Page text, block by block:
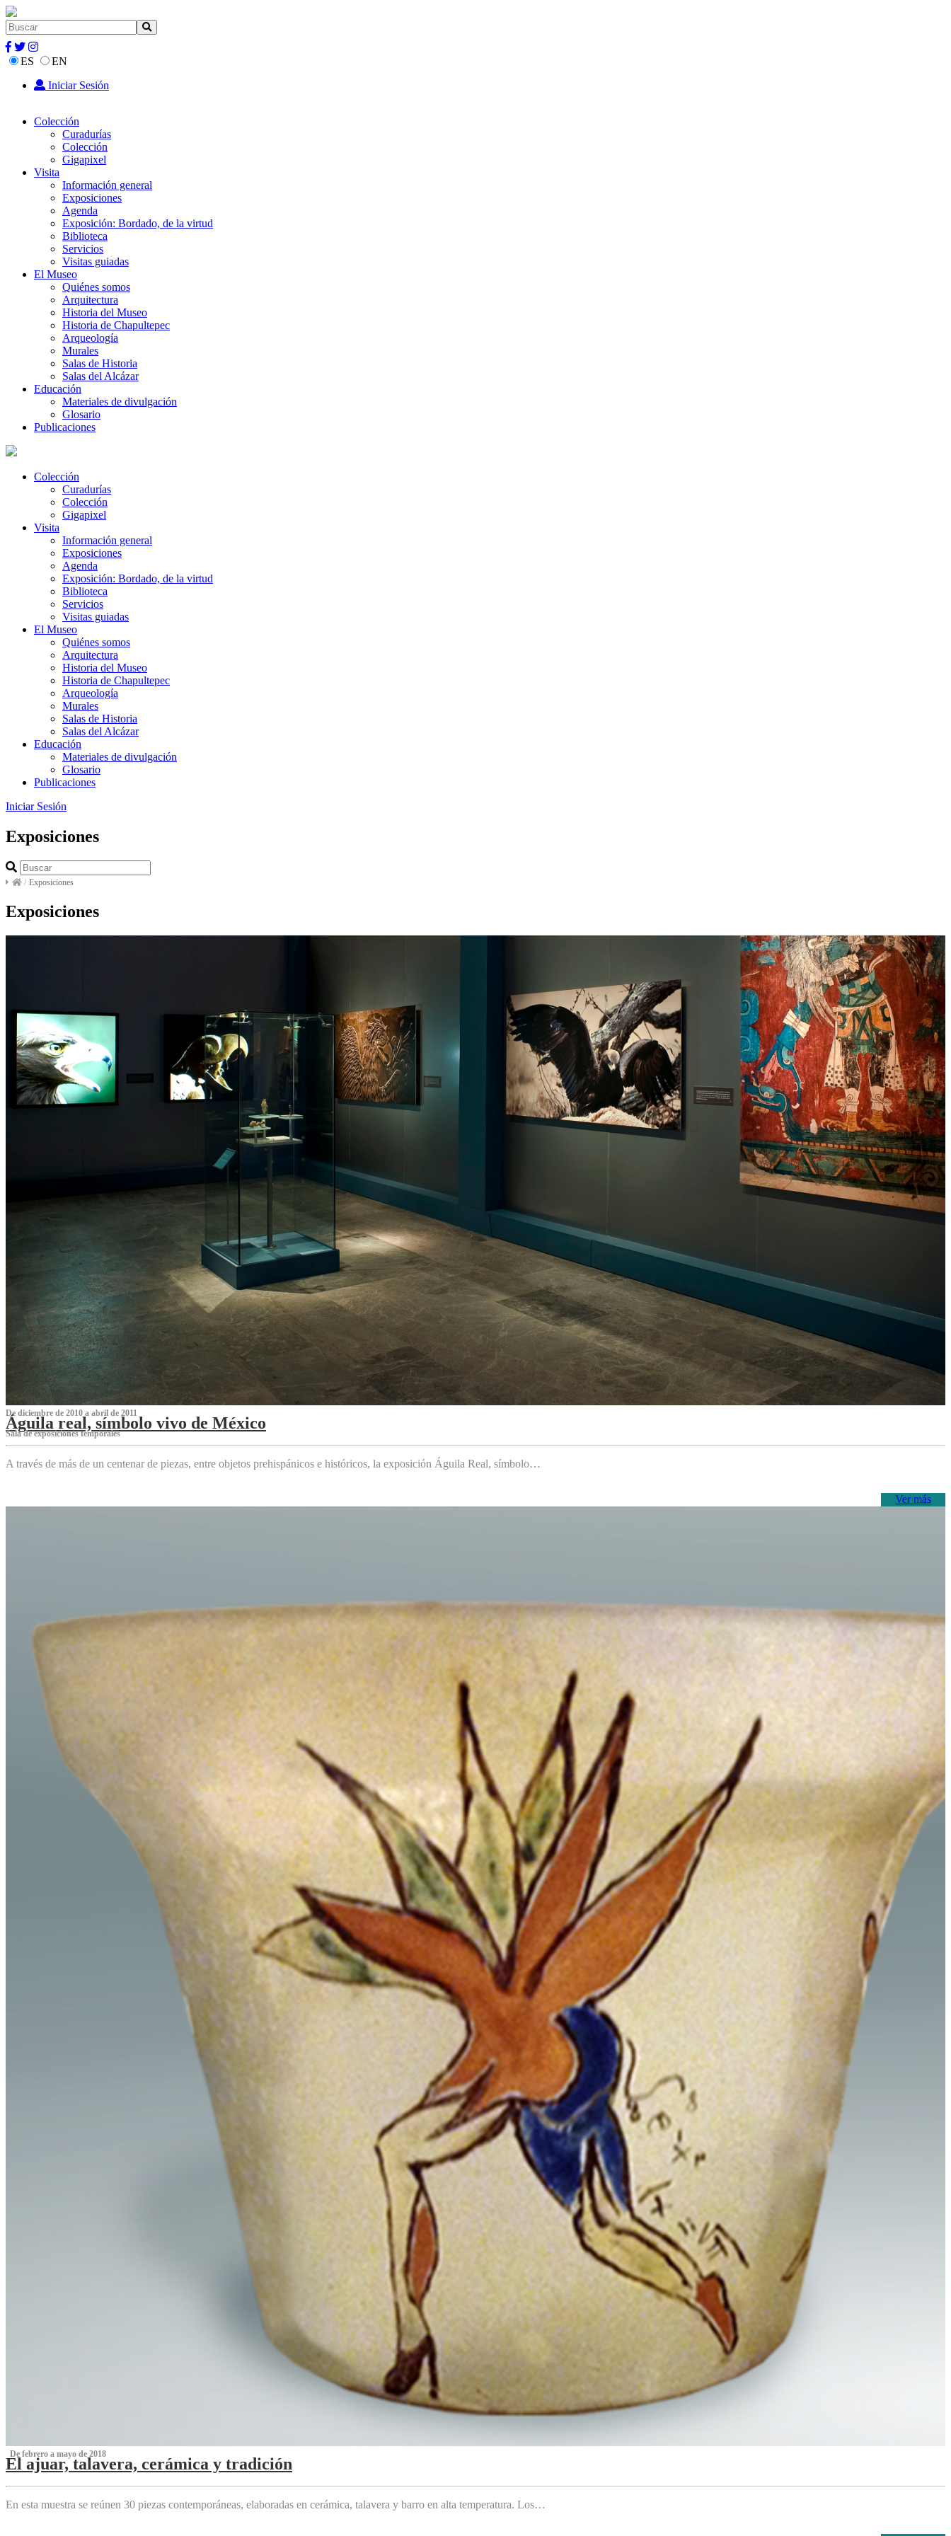
ES
EN
Iniciar Sesión
Colección
Curadurías
Colección
Gigapixel
Visita
Información general
Exposiciones
Agenda
Exposición: Bordado, de la virtud
Biblioteca
Servicios
Visitas guiadas
El Museo
Quiénes somos
Arquitectura
Historia del Museo
Historia de Chapultepec
Arqueología
Murales
Salas de Historia
Salas del Alcázar
Educación
Materiales de divulgación
Glosario
Publicaciones
Colección
Curadurías
Colección
Gigapixel
Visita
Información general
Exposiciones
Agenda
Exposición: Bordado, de la virtud
Biblioteca
Servicios
Visitas guiadas
El Museo
Quiénes somos
Arquitectura
Historia del Museo
Historia de Chapultepec
Arqueología
Murales
Salas de Historia
Salas del Alcázar
Educación
Materiales de divulgación
Glosario
Publicaciones
Iniciar Sesión
Exposiciones
/ Exposiciones
Exposiciones
De diciembre de 2010 a abril de 2011
Águila real, símbolo vivo de México
Sala de exposiciones temporales
A través de más de un centenar de piezas, entre objetos prehispánicos e históricos, la exposición Águila Real, símbolo…
Ver más
‌ De febrero a mayo de 2018
El ajuar, talavera, cerámica y tradición
‌
En esta muestra se reúnen 30 piezas contemporáneas, elaboradas en cerámica, talavera y barro en alta temperatura. Los…